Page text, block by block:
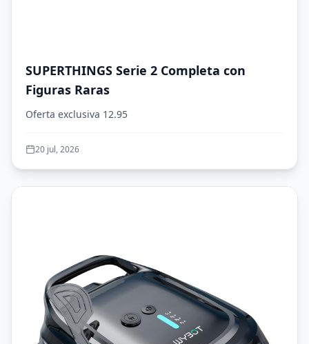
SUPERTHINGS Serie 2 Completa con
Figuras Raras
Oferta exclusiva 12.95
20 jul, 2026